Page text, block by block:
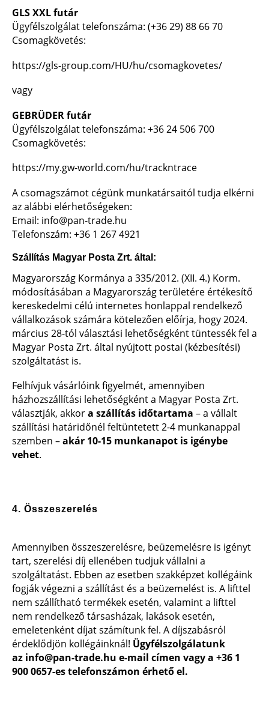
GLS XXL futár
Ügyfélszolgálat telefonszáma: (+36 29) 88 66 70
Csomagkövetés:
https://gls-group.com/HU/hu/csomagkovetes/
vagy
GEBRÜDER futár
Ügyfélszolgálat telefonszáma: +36 24 506 700
Csomagkövetés:
https://my.gw-world.com/hu/trackntrace
A csomagszámot cégünk munkatársaitól tudja elkérni
az alábbi elérhetőségeken:
Email: info@pan-trade.hu
Telefonszám: +36 1 267 4921
Szállítás Magyar Posta Zrt. által:
Magyarország Kormánya a 335/2012. (XII. 4.) Korm.
módosításában a Magyarország területére értékesítő
kereskedelmi célú internetes honlappal rendelkező
vállalkozások számára kötelezően előírja, hogy 2024.
március 28-tól választási lehetőségként tüntessék fel a
Magyar Posta Zrt. által nyújtott postai (kézbesítési)
szolgáltatást is.
Felhívjuk vásárlóink figyelmét, amennyiben
házhozszállítási lehetőségként a Magyar Posta Zrt.
választják, akkora szállítás időtartama – a vállalt
szállítási határidőnél feltüntetett 2-4 munkanappal
szemben –akár 10-15 munkanapot is igénybe
vehet.
4. Összeszerelés
Amennyiben összeszerelésre, beüzemelésre is igényt
tart, szerelési díj ellenében tudjuk vállalni a
szolgáltatást. Ebben az esetben szakképzet kollégáink
fogják végezni a szállítást és a beüzemelést is. A lifttel
nem szállítható termékek esetén, valamint a lifttel
nem rendelkező társasházak, lakások esetén,
emeletenként díjat számítunk fel. A díjszabásról
érdeklődjön kollégáinknál! Ügyfélszolgálatunk
az info@pan-trade.hu e-mail címen vagy a +36 1
900 0657-es telefonszámon érhető el.